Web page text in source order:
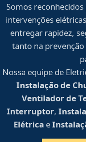
Somos
intervenções
entregar rapidez,
tanto na
Nossa equipe de
Instalação de
Ventilador de
Interruptor,
Elétrica e